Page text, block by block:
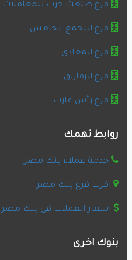
فرع طلعت حرب للمعاملات
فرع التجمع الخامس
فرع المعادى
فرع الزقازيق
فرع رأس غارب
روابط تهمك
خدمة عملاء بنك مصر
اقرب فرع بنك مصر
اسعار العملات فى بنك مصر
بنوك اخرى